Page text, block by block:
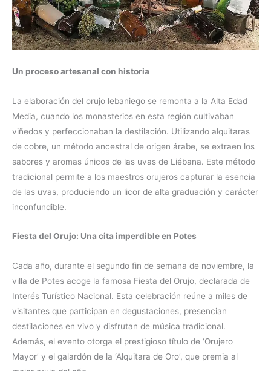
Un proceso artesanal con historia
La elaboración del orujo lebaniego se remonta a la Alta Edad
Media, cuando los monasterios en esta región cultivaban
viñedos y perfeccionaban la destilación. Utilizando alquitaras
de cobre, un método ancestral de origen árabe, se extraen los
sabores y aromas únicos de las uvas de Liébana. Este método
tradicional permite a los maestros orujeros capturar la esencia
de las uvas, produciendo un licor de alta graduación y carácter
inconfundible.
Fiesta del Orujo: Una cita imperdible en Potes
Cada año, durante el segundo fin de semana de noviembre, la
villa de Potes acoge la famosa Fiesta del Orujo, declarada de
Interés Turístico Nacional. Esta celebración reúne a miles de
visitantes que participan en degustaciones, presencian
destilaciones en vivo y disfrutan de música tradicional.
Además, el evento otorga el prestigioso título de ‘Orujero
Mayor’ y el galardón de la ‘Alquitara de Oro’, que premia al